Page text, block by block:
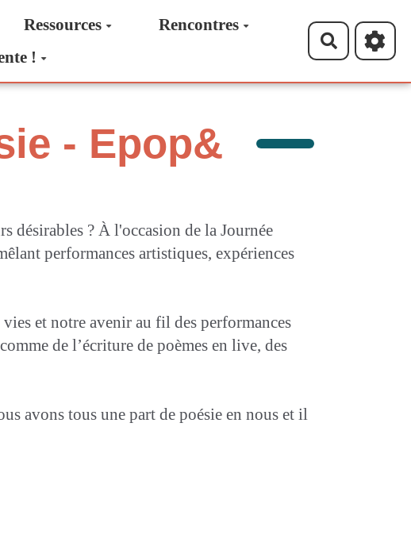
Ressources
Rencontres
!
- Epop&
désirables ? À l'occasion de la Journée
performances artistiques, expériences
et notre avenir au fil des performances
de l’écriture de poèmes en live, des
avons tous une part de poésie en nous et il